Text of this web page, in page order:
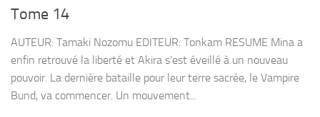
Tome 14
AUTEUR: Tamaki Nozomu EDITEUR: Tonkam RESUME Mina a
enfin retrouvé la liberté et Akira s’est éveillé à un nouveau
pouvoir. La dernière bataille pour leur terre sacrée, le Vampire
Bund, va commencer. Un mouvement...